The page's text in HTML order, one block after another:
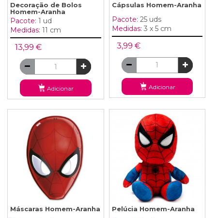
Decoração de Bolos
Homem-Aranha
Pacote: 1 ud
Medidas: 11 cm
13,99 €
Adicionar
Cápsulas Homem-Aranha
Pacote: 25 uds
Medidas: 3 x 5 cm
3,99 €
Adicionar
Máscaras Homem-Aranha Pelúcia Homem-Aranha